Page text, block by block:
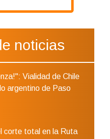
noticias
Vialidad de Chile
argentino de Paso
corte total en la Ruta